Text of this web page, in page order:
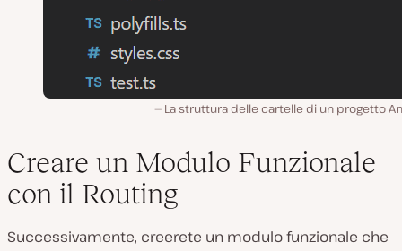
La struttura delle cartelle di un progetto
Creare un Modulo Funzionale
con il Routing
Successivamente, creerete un modulo funzionale che